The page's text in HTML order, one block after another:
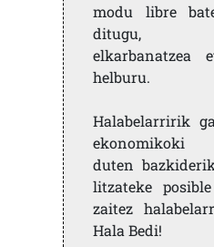
modu libre
ditugu,
elkarbanatzea
helburu.
Halabelarririk
ekonomikoki
duten
litzateke
zaitez
Hala Bedi!